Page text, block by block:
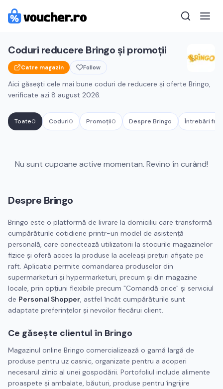
Coduri reducere Bringo și promoții
Catre magazin Follow
Aici găsești cele mai bune coduri de reducere și oferte Bringo,
verificate azi 8 august 2026.
Toate0 Coduri0 Promoții0 Despre Bringo Întrebări
Nu sunt cupoane active momentan. Revino în curând!
Despre Bringo
Bringo este o platformă de livrare la domiciliu care transformă
cumpărăturile cotidiene printr-un model de asistență
personală, care conectează utilizatorii la stocurile magazinelor
fizice și oferă acces la produse la aceleași prețuri afișate pe
raft. Aplicatia permite comandarea produselor din
supermarketuri și hypermarketuri, precum și din magazine
locale, prin opțiuni flexibile precum "Comandă orice" și serviciul
de Personal Shopper, astfel încât cumpărăturile sunt
adaptate preferințelor și nevoilor fiecărui client.
Ce găsește clientul în Bringo
Magazinul online Bringo comercializează o gamă largă de
produse pentru uz casnic, organizate pentru a acoperi
necesarul zilnic al unei gospodării. Portofoliul include alimente
proaspete și ambalate, băuturi, produse pentru îngrijire